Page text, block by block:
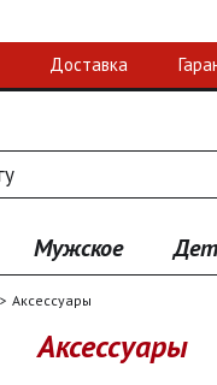
Доставка
Мужское
Аксессуары
Аксессуары